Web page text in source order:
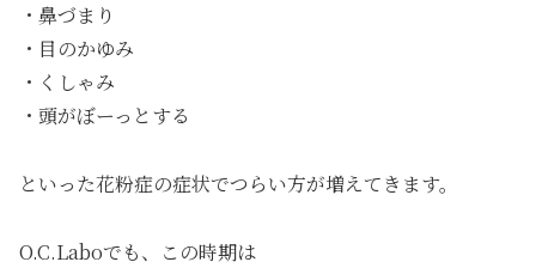
・鼻づまり
・目のかゆみ
・くしゃみ
・頭がぼーっとする
といった花粉症の症状でつらい方が増えてきます。
O.C.Laboでも、この時期は